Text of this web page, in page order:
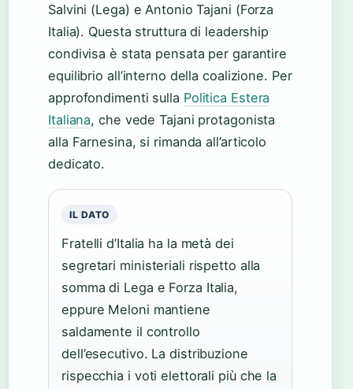
Salvini (Lega) e Antonio Tajani (Forza
Italia). Questa struttura di leadership
condivisa è stata pensata per garantire
equilibrio all’interno della coalizione. Per
approfondimenti sulla Politica Estera
Italiana, che vede Tajani protagonista
alla Farnesina, si rimanda all’articolo
dedicato.
IL DATO
Fratelli d’Italia ha la metà dei
segretari ministeriali rispetto alla
somma di Lega e Forza Italia,
eppure Meloni mantiene
saldamente il controllo
dell’esecutivo. La distribuzione
rispecchia i voti elettorali più che la